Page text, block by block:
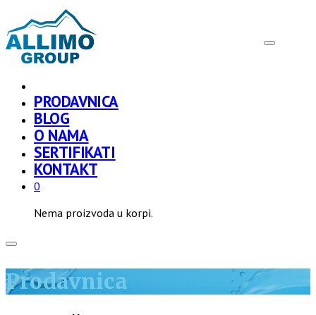
PRODAVNICA
BLOG
O NAMA
SERTIFIKATI
KONTAKT
0
Nema proizvoda u korpi.
Prodavnica